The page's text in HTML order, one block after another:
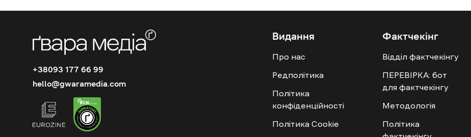
+38093 177 66 99
hello@gwaramedia.com
Видання
Про нас
Редполітика
Політика
конфіденційності
Політика Cookie
Фактчекінг
Відділ фактчекінгу
ПЕРЕВІРКА: бот
для фактчекінгу
Методологія
Політика